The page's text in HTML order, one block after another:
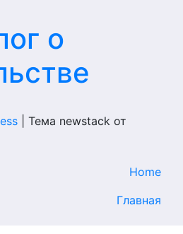
о
Тема newstack от
Home
Главная